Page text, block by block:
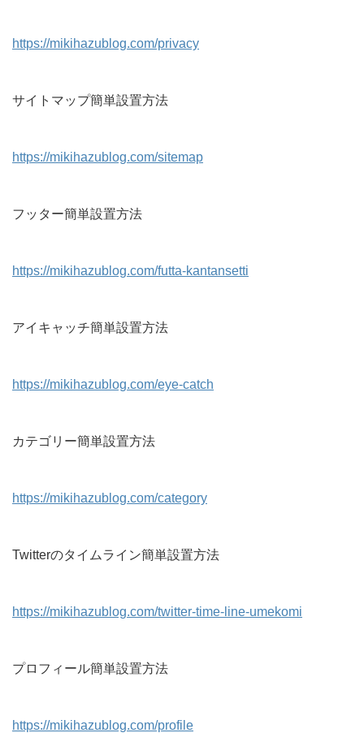
https://mikihazublog.com/privacy
サイトマップ簡単設置方法
https://mikihazublog.com/sitemap
フッター簡単設置方法
https://mikihazublog.com/futta-kantansetti
アイキャッチ簡単設置方法
https://mikihazublog.com/eye-catch
カテゴリー簡単設置方法
https://mikihazublog.com/category
Twitterのタイムライン簡単設置方法
https://mikihazublog.com/twitter-time-line-umekomi
プロフィール簡単設置方法
https://mikihazublog.com/profile